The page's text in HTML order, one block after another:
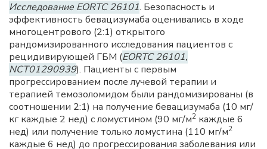
Исследование EORTC 26101. Безопасность и
эффективность бевацизумаба оценивались в ходе
многоцентрового (2:1) открытого
рандомизированного исследования пациентов с
рецидивирующей ГБМ (EORTC 26101,
NCT01290939). Пациенты с первым
прогрессированием после лучевой терапии и
терапией темозоломидом были рандомизированы (в
соотношении 2:1) на получение бевацизумаба (10 мг/
кг каждые 2 нед) с ломустином (90 мг/м2 каждые 6
нед) или получение только ломустина (110 мг/м2
каждые 6 нед) до прогрессирования заболевания или